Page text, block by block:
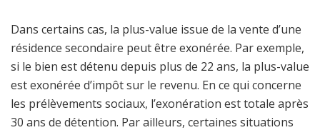
Dans certains cas, la plus-value issue de la vente d’une
résidence secondaire peut être exonérée. Par exemple,
si le bien est détenu depuis plus de 22 ans, la plus-value
est exonérée d’impôt sur le revenu. En ce qui concerne
les prélèvements sociaux, l’exonération est totale après
30 ans de détention. Par ailleurs, certaines situations